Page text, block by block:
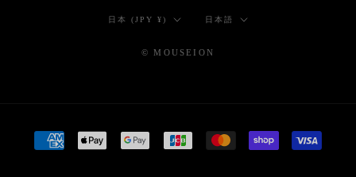
国/
日本 (JPY ¥)
言
日本語
© MOUSEION